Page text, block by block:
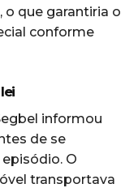
o que garantiria o
conforme
informou
de se
O
transportava